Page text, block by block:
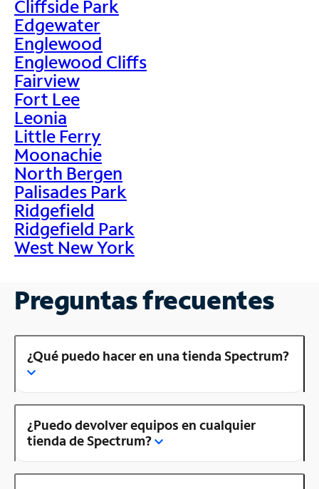
Cliffside Park
Edgewater
Englewood
Englewood Cliffs
Fairview
Fort Lee
Leonia
Little Ferry
Moonachie
North Bergen
Palisades Park
Ridgefield
Ridgefield Park
West New York
Preguntas frecuentes
¿Qué puedo hacer en una tienda Spectrum?
¿Puedo devolver equipos en cualquier
tienda de Spectrum?